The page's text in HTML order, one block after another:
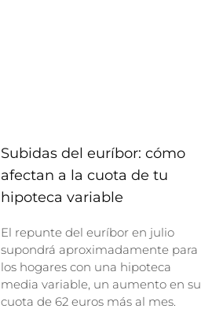
Subidas del euríbor: cómo
afectan a la cuota de tu
hipoteca variable
El repunte del euríbor en julio
supondrá aproximadamente para
los hogares con una hipoteca
media variable, un aumento en su
cuota de 62 euros más al mes.